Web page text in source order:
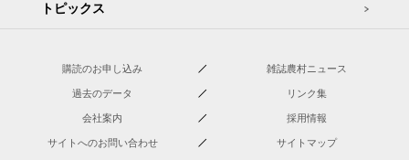
トピックス
購読のお申し込み 雑誌農村ニュース
過去のデータ リンク集
会社案内 採用情報
サイトへのお問い合わせ サイトマップ